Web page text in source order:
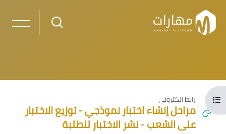
تخطى إلى المحتوى الرئيسي
رابط الكتروني
مراحل إنشاء اختبار نموذجي - توزيع الاختبار
على الشعب - نشر الاختبار للطلبة
فتح فهرس المقرر